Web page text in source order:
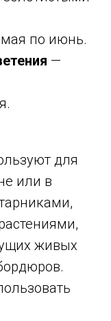
по июнь.
—
для
или в
живых